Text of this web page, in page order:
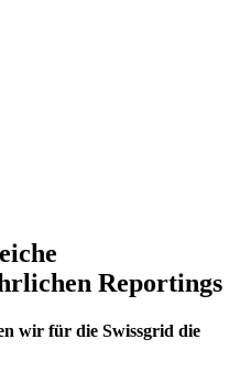
Reportings
wir für die Swissgrid die